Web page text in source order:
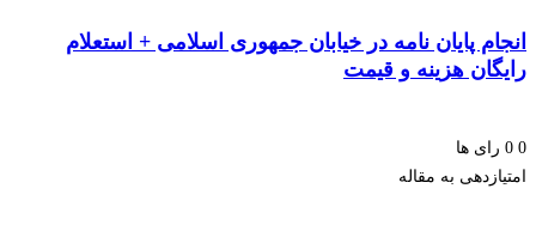
پایان نامه در خیابان جمهوری اسلامی + استعلام
هزینه و قیمت
ها
به مقاله